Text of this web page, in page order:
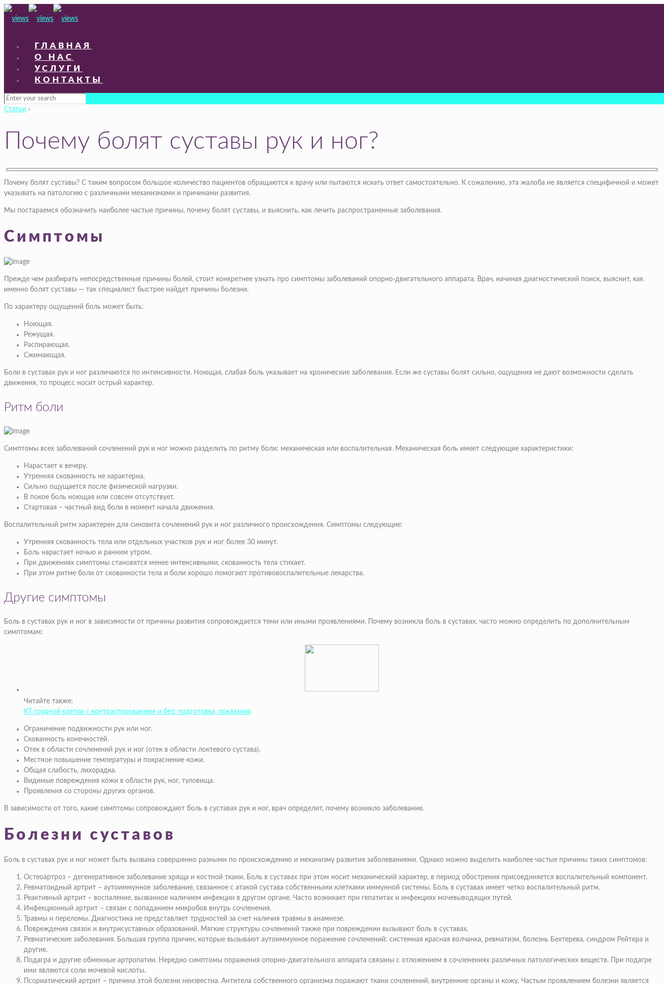
ГЛАВНАЯ
О НАС
УСЛУГИ
КОНТАКТЫ
Статьи ›
Почему болят суставы рук и ног?
Почему болят суставы? С таким вопросом большое количество пациентов обращаются к врачу или пытаются искать ответ самостоятельно. К сожалению, эта жалоба не является специфичной и может
указывать на патологию с различными механизмами и причинами развития.
Мы постараемся обозначить наиболее частые причины, почему болят суставы, и выяснить, как лечить распространенные заболевания.
Симптомы
Прежде чем разбирать непосредственные причины болей, стоит конкретнее узнать про симптомы заболеваний опорно-двигательного аппарата. Врач, начиная диагностический поиск, выяснит, как
именно болят суставы — так специалист быстрее найдет причины болезни.
По характеру ощущений боль может быть:
Ноющая.
Режущая.
Распирающая.
Сжимающая.
Боли в суставах рук и ног различаются по интенсивности. Ноющая, слабая боль указывает на хронические заболевания. Если же суставы болят сильно, ощущения не дают возможности сделать
движения, то процесс носит острый характер.
Ритм боли
Симптомы всех заболеваний сочленений рук и ног можно разделить по ритму боли: механическая или воспалительная. Механическая боль имеет следующие характеристики:
Нарастает к вечеру.
Утренняя скованность не характерна.
Сильно ощущается после физической нагрузки.
В покое боль ноющая или совсем отсутствует.
Стартовая – частный вид боли в момент начала движения.
Воспалительный ритм характерен для синовита сочленений рук и ног различного происхождения. Симптомы следующие:
Утренняя скованность тела или отдельных участков рук и ног более 30 минут.
Боль нарастает ночью и ранним утром.
При движениях симптомы становятся менее интенсивными, скованность тела стихает.
При этом ритме боли от скованности тела и боли хорошо помогают противовоспалительные лекарства.
Другие симптомы
Боль в суставах рук и ног в зависимости от причины развития сопровождается теми или иными проявлениями. Почему возникла боль в суставах, часто можно определить по дополнительным
симптомам:
Читайте также:
КТ грудной клетки с контрастированием и без: подготовка, показания
Ограничение подвижности рук или ног.
Скованность конечностей.
Отек в области сочленений рук и ног (отек в области локтевого сустава).
Местное повышение температуры и покраснение кожи.
Общая слабость, лихорадка.
Видимые повреждения кожи в области рук, ног, туловища.
Проявления со стороны других органов.
В зависимости от того, какие симптомы сопровождают боль в суставах рук и ног, врач определит, почему возникло заболевание.
Болезни суставов
Боль в суставах рук и ног может быть вызвана совершенно разными по происхождению и механизму развития заболеваниями. Однако можно выделить наиболее частые причины таких симптомов:
Остеоартроз – дегенеративное заболевание хряща и костной ткани. Боль в суставах при этом носит механический характер, в период обострения присоединяется воспалительный компонент.
Ревматоидный артрит – аутоиммунное заболевание, связанное с атакой сустава собственными клетками иммунной системы. Боль в суставах имеет четко воспалительный ритм.
Реактивный артрит – воспаление, вызванное наличием инфекции в другом органе. Часто возникает при гепатитах и инфекциях мочевыводящих путей.
Инфекционный артрит – связан с попаданием микробов внутрь сочленения.
Травмы и переломы. Диагностика не представляет трудностей за счет наличия травмы в анамнезе.
Повреждения связок и внутрисуставных образований. Мягкие структуры сочленений также при повреждении вызывают боль в суставах.
Ревматические заболевания. Большая группа причин, которые вызывают аутоиммунное поражение сочленений: системная красная волчанка, ревматизм, болезнь Бехтерева, синдром Рейтера и
другие.
Подагра и другие обменные артропатии. Нередко симптомы поражения опорно-двигательного аппарата связаны с отложением в сочленениях различных патологических веществ. При подагре
ими являются соли мочевой кислоты.
Псориатический артрит – причина этой болезни неизвестна. Антитела собственного организма поражают ткани сочленений, внутренние органы и кожу. Частым проявлением болезни является